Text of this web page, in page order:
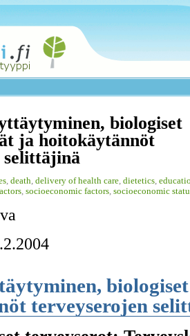
biologiset
ja hoitokäytännöt
selittäjinä
death delivery of health care dietetics
socioeconomic factors socioeconomic
terveyserojen